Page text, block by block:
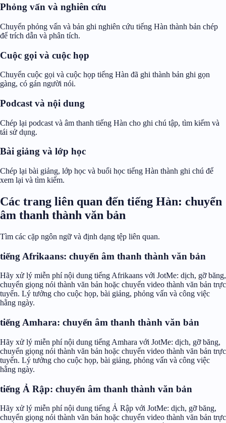
Phỏng vấn và nghiên cứu
Chuyển phỏng vấn và bản ghi nghiên cứu tiếng Hàn thành bản chép
để trích dẫn và phân tích.
Cuộc gọi và cuộc họp
Chuyển cuộc gọi và cuộc họp tiếng Hàn đã ghi thành bản ghi gọn
gàng, có gán người nói.
Podcast và nội dung
Chép lại podcast và âm thanh tiếng Hàn cho ghi chú tập, tìm kiếm và
tái sử dụng.
Bài giảng và lớp học
Chép lại bài giảng, lớp học và buổi học tiếng Hàn thành ghi chú để
xem lại và tìm kiếm.
Các trang liên quan đến tiếng Hàn: chuyển
âm thanh thành văn bản
Tìm các cặp ngôn ngữ và định dạng tệp liên quan.
tiếng Afrikaans: chuyển âm thanh thành văn bản
Hãy xử lý miễn phí nội dung tiếng Afrikaans với JotMe: dịch, gỡ băng,
chuyển giọng nói thành văn bản hoặc chuyển video thành văn bản trực
tuyến. Lý tưởng cho cuộc họp, bài giảng, phỏng vấn và công việc
hằng ngày.
tiếng Amhara: chuyển âm thanh thành văn bản
Hãy xử lý miễn phí nội dung tiếng Amhara với JotMe: dịch, gỡ băng,
chuyển giọng nói thành văn bản hoặc chuyển video thành văn bản trực
tuyến. Lý tưởng cho cuộc họp, bài giảng, phỏng vấn và công việc
hằng ngày.
tiếng Ả Rập: chuyển âm thanh thành văn bản
Hãy xử lý miễn phí nội dung tiếng Ả Rập với JotMe: dịch, gỡ băng,
chuyển giọng nói thành văn bản hoặc chuyển video thành văn bản trực